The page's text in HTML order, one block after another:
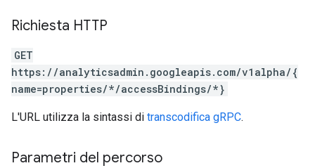
Richiesta HTTP
GET
https://analyticsadmin.googleapis.com/v1alpha/{
name=properties/*/accessBindings/*}
L'URL utilizza la sintassi di transcodifica gRPC.
Parametri del percorso